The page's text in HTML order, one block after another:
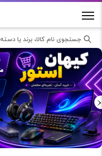
جستجوی نام کالا، برند یا دسته